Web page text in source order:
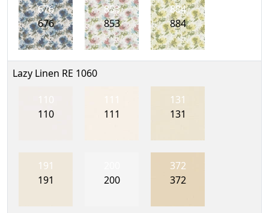
676
676
853
853
884
884
Lazy Linen RE 1060
110
111
111
131
131
191
191
200
372
372